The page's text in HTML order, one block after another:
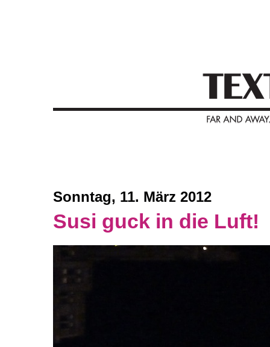
Sonntag, 11. März 2012
Susi guck in die Luft!